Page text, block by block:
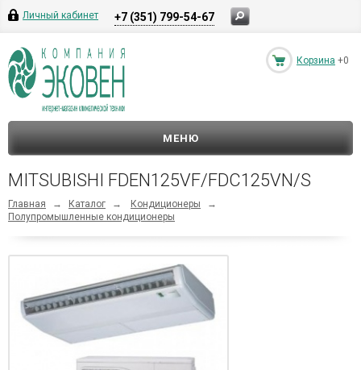
Личный кабинет +7 (351) 799-54-67
Корзина +0
МЕНЮ
MITSUBISHI FDEN125VF/FDC125VN/S
Главная → Каталог → Кондиционеры
→
Полупромышленные кондиционеры